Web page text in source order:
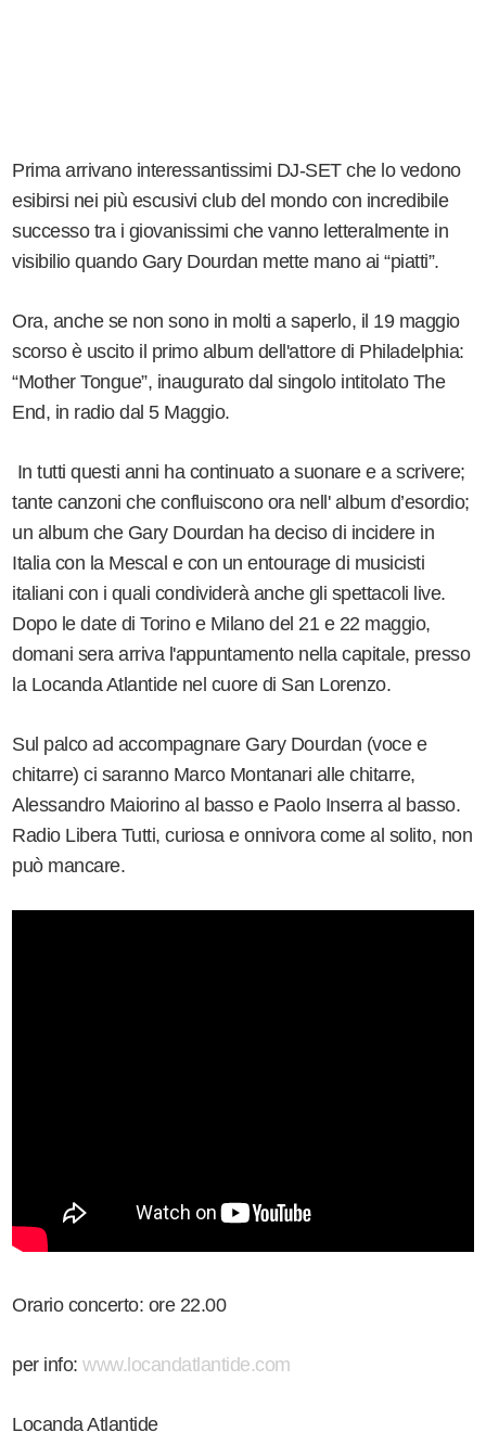
Prima arrivano interessantissimi DJ-SET che lo vedono
esibirsi nei più escusivi club del mondo con incredibile
successo tra i giovanissimi che vanno letteralmente in
visibilio quando Gary Dourdan mette mano ai “piatti”.
Ora, anche se non sono in molti a saperlo, il 19 maggio
scorso è uscito il primo album dell'attore di Philadelphia:
“Mother Tongue”, inaugurato dal singolo intitolato The
End, in radio dal 5 Maggio.
In tutti questi anni ha continuato a suonare e a scrivere;
tante canzoni che confluiscono ora nell' album d’esordio;
un album che Gary Dourdan ha deciso di incidere in
Italia con la Mescal e con un entourage di musicisti
italiani con i quali condividerà anche gli spettacoli live.
Dopo le date di Torino e Milano del 21 e 22 maggio,
domani sera arriva l'appuntamento nella capitale, presso
la Locanda Atlantide nel cuore di San Lorenzo.
Sul palco ad accompagnare Gary Dourdan (voce e
chitarre) ci saranno Marco Montanari alle chitarre,
Alessandro Maiorino al basso e Paolo Inserra al basso.
Radio Libera Tutti, curiosa e onnivora come al solito, non
può mancare.
Orario concerto: ore 22.00
per info:www.locandatlantide.com
Locanda Atlantide